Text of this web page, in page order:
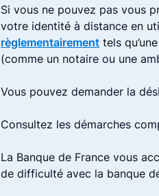
Si vous ne pouvez pas vous
votre identité à distance en
règlementairement tels
(comme un notaire ou une
Vous pouvez demander la
Consultez les démarches
La Banque de France vous
de difficulté avec la banque